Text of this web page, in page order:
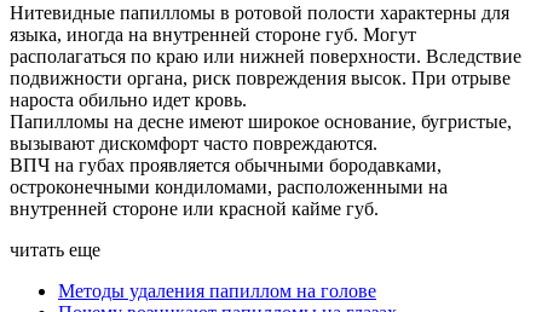
Нитевидные папилломы в ротовой полости характерны для
языка, иногда на внутренней стороне губ. Могут
располагаться по краю или нижней поверхности. Вследствие
подвижности органа, риск повреждения высок. При отрыве
нароста обильно идет кровь.
Папилломы на десне имеют широкое основание, бугристые,
вызывают дискомфорт часто повреждаются.
ВПЧ на губах проявляется обычными бородавками,
остроконечными кондиломами, расположенными на
внутренней стороне или красной кайме губ.
читать еще
Методы удаления папиллом на голове